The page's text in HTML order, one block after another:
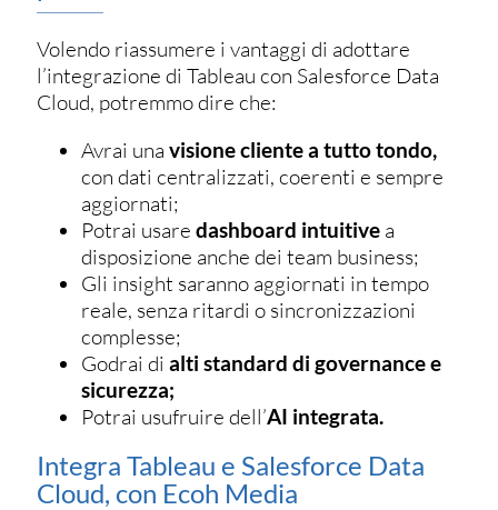
Volendo riassumere i vantaggi di adottare
l’integrazione di Tableau con Salesforce Data
Cloud, potremmo dire che:
Avrai una visione cliente a tutto tondo,
con dati centralizzati, coerenti e sempre
aggiornati;
Potrai usare dashboard intuitive a
disposizione anche dei team business;
Gli insight saranno aggiornati in tempo
reale, senza ritardi o sincronizzazioni
complesse;
Godrai di alti standard di governance e
sicurezza;
Potrai usufruire dell’AI integrata.
Integra Tableau e Salesforce Data
Cloud, con Ecoh Media